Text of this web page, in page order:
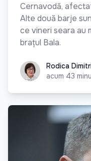
Cernavodă,
Alte două barje
ce vineri seara au
brațul Bala.
Rodica Dimitriu
Rodica
acum 43